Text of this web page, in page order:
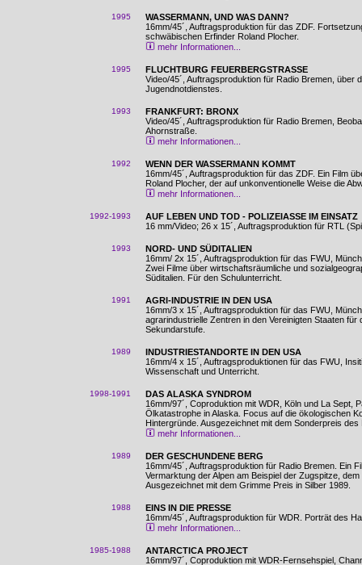
1995
WASSERMANN, UND WAS DANN?
16mm/45´, Auftragsproduktion für das ZDF.
schwäbischen Erfinder Roland Plocher.
mehr Informationen...
1995
FLUCHTBURG FEUERBERGSTRASSE
Video/45´, Auftragsproduktion für Radio Bremen, über
Jugendnotdienstes.
1993
FRANKFURT: BRONX
Video/45´, Auftragsproduktion für Radio Bremen,
Ahornstraße.
mehr Informationen...
1992
WENN DER WASSERMANN KOMMT
16mm/45´, Auftragsproduktion für das ZDF. Ein Film
Roland Plocher, der auf unkonventionelle Weise die
mehr Informationen...
1992-1993
AUF LEBEN UND TOD - POLIZEIASSE IM EINSATZ
16 mm/Video; 26 x 15´, Auftragsproduktion für RTL
1993
NORD- UND SÜDITALIEN
16mm/ 2x 15´, Auftragsproduktion für das FWU,
Zwei Filme über wirtschaftsräumliche und
Süditalien. Für den Schulunterricht.
1991
AGRI-INDUSTRIE IN DEN USA
16mm/3 x 15´, Auftragsproduktion für das FWU,
agrarindustrielle Zentren in den Vereinigten Staaten
Sekundarstufe.
1989
INDUSTRIESTANDORTE IN DEN USA
16mm/4 x 15´, Auftragsproduktionen für das FWU,
Wissenschaft und Unterricht.
1998-1991
DAS ALASKA SYNDROM
16mm/97´, Coproduktion mit WDR, Köln und La Sept,
Ölkatastrophe in Alaska. Focus auf die ökologischen
Hintergründe. Ausgezeichnet mit dem Sonderpreis
mehr Informationen...
1989
DER GESCHUNDENE BERG
16mm/45´, Auftragsproduktion für Radio Bremen. Ein
Vermarktung der Alpen am Beispiel der Zugspitze,
Ausgezeichnet mit dem Grimme Preis in Silber 1989.
1988
EINS IN DIE PRESSE
16mm/45´, Auftragsproduktion für WDR. Porträt des
mehr Informationen...
1985-1988
ANTARCTICA PROJECT
16mm/97´, Coproduktion mit WDR-Fernsehspiel,